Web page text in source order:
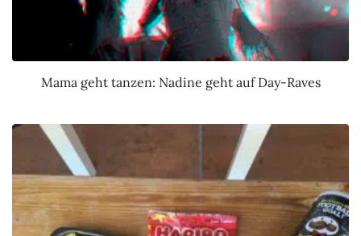
Mama geht tanzen: Nadine geht auf Day-Raves